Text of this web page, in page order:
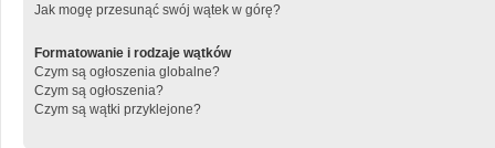
Jak mogę przesunąć swój wątek w górę?
Formatowanie i rodzaje wątków
Czym są ogłoszenia globalne?
Czym są ogłoszenia?
Czym są wątki przyklejone?